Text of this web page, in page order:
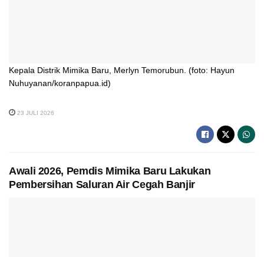
Kepala Distrik Mimika Baru, Merlyn Temorubun. (foto: Hayun
Nuhuyanan/koranpapua.id)
23 JULI 2026
Awali 2026, Pemdis Mimika Baru Lakukan
Pembersihan Saluran Air Cegah Banjir